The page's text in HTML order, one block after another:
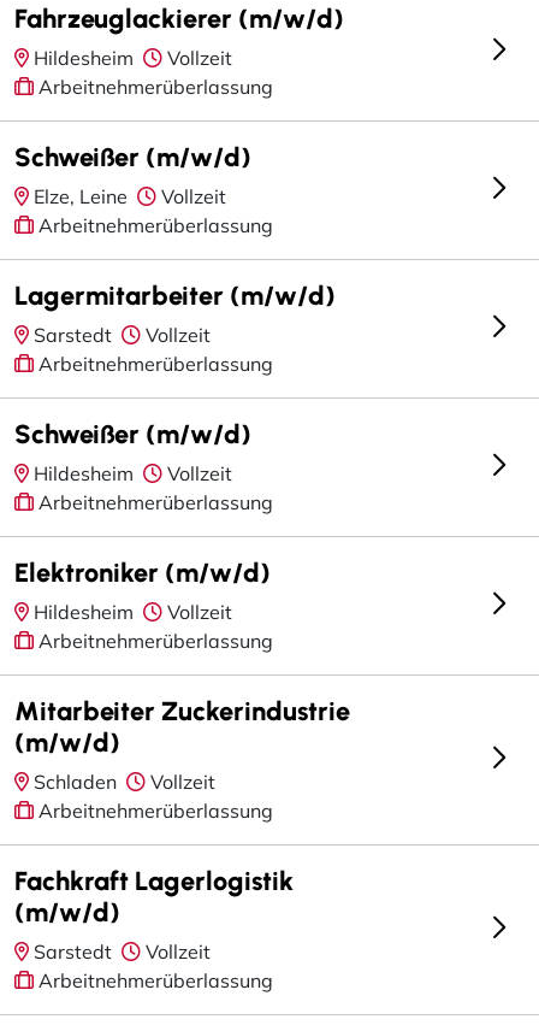
Fahrzeuglackierer (m/w/d)
Hildesheim
Vollzeit
Arbeitnehmerüberlassung
Schweißer (m/w/d)
Elze, Leine
Vollzeit
Arbeitnehmerüberlassung
Lagermitarbeiter (m/w/d)
Sarstedt
Vollzeit
Arbeitnehmerüberlassung
Schweißer (m/w/d)
Hildesheim
Vollzeit
Arbeitnehmerüberlassung
Elektroniker (m/w/d)
Hildesheim
Vollzeit
Arbeitnehmerüberlassung
Mitarbeiter Zuckerindustrie
(m/w/d)
Schladen
Vollzeit
Arbeitnehmerüberlassung
Fachkraft Lagerlogistik
(m/w/d)
Sarstedt
Vollzeit
Arbeitnehmerüberlassung